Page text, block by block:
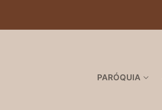
PARÓQUIA